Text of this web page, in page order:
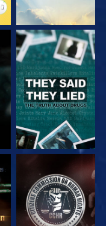
REGARDER
REGARDER